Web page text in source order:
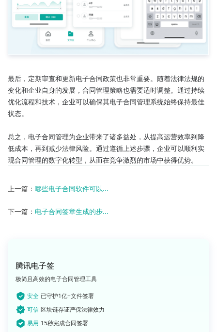
最后，定期审查和更新电子合同政策也非常重要。随着法律法规的
变化和企业自身的发展，合同管理策略也需要适时调整。通过持续
优化流程和技术，企业可以确保其电子合同管理系统始终保持最佳
状态。
总之，电子合同管理为企业带来了诸多益处，从提高运营效率到降
低成本，再到减少法律风险。通过遵循上述步骤，企业可以顺利实
现合同管理的数字化转型，从而在竞争激烈的市场中获得优势。
上一篇： 哪些电子合同软件可以...
下一篇： 电子合同签章生成的步...
腾讯电子签
极简且高效的电子合同管理工具
安全 已守护1亿+文件签署
可信 区块链存证严保法律效力
易用 15秒完成合同签署